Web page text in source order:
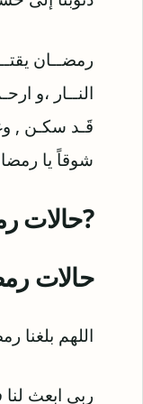
رمضــان
النــار ،و
قَـد سكـن ,
شوقاً يا
?حالات
حالات
اللهم بلغنا
ربي ابعث لنا